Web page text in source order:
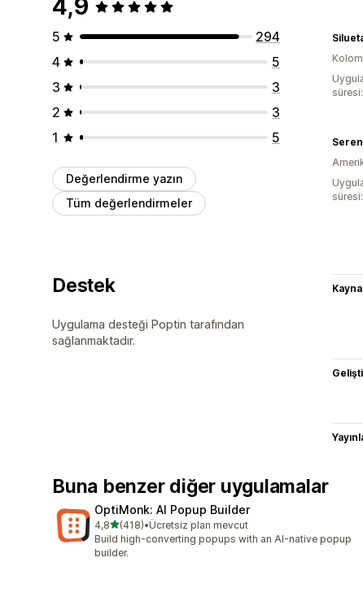
4,9
5
294
4
5
3
3
2
3
1
5
Değerlendirme yazın
Tüm değerlendirmeler
Destek
Uygulama desteği Poptin tarafından
sağlanmaktadır.
Buna benzer diğer uygulamalar
OptiMonk: AI Popup Builder
4,85 yıldız üzerinden
(418)
toplam 418 değerlendirme
•Ücretsiz plan mevcut
Build high-converting popups with an AI-native popup
builder.